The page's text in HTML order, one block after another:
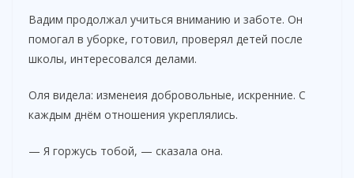
Вадим продолжал учиться вниманию и заботе. Он
помогал в уборке, готовил, проверял детей после
школы, интересовался делами.
Оля видела: изменеия добровольные, искренние. С
каждым днём отношения укреплялись.
— Я горжусь тобой, — сказала она.